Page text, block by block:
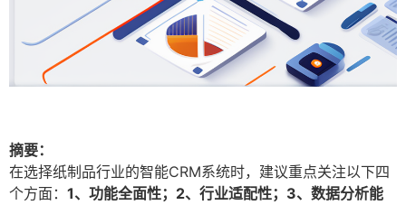
摘要：
在选择纸制品行业的智能CRM系统时，建议重点关注以下四
个方面： 1、功能全面性；2、行业适配性；3、数据分析能